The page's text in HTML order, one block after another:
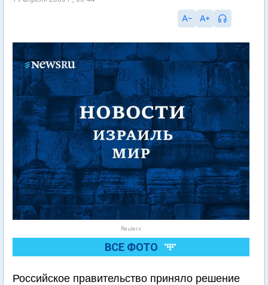
Reuters
ВСЕ ФОТО
Российское правительство приняло решение